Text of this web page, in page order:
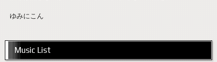
ゆみにこん
Music List